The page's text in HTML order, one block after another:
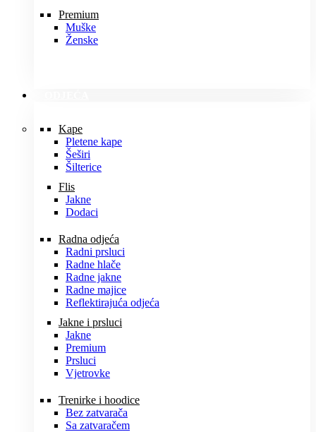
Premium
Muške
Ženske
Kape
Pletene kape
Šeširi
Šilterice
Flis
Jakne
Dodaci
Radna odjeća
Radni prsluci
Radne hlače
Radne jakne
Radne majice
Reflektirajuća odjeća
Jakne i prsluci
Jakne
Premium
Prsluci
Vjetrovke
Trenirke i hoodice
Bez zatvarača
Sa zatvaračem